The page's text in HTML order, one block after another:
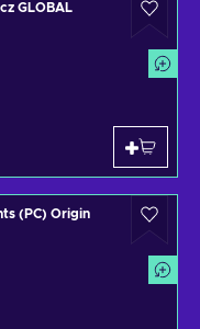
GLOBAL
(PC) Origin